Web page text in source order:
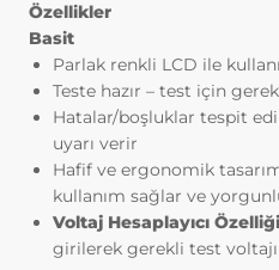
Özellikler
Basit
Parlak renkli LCD ile
Teste hazır – test için
Hatalar/boşluklar tespit
uyarı verir
Hafif ve ergonomik
kullanım sağlar ve
Voltaj Hesaplayıcı Özelliği
girilerek gerekli test
Düzenlenmesine Dair
kaynaklananlar başta
kanuni ve
yerine getirmek.
3.İNTERNET
KULLANILAN
3.1.Oturum Çerezleri
Oturum çerezlerini
internet sitesinin